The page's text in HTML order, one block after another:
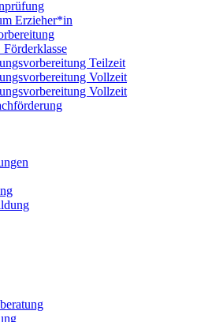
Erzieher*in
Förderklasse
Teilzeit
Vollzeit
Vollzeit